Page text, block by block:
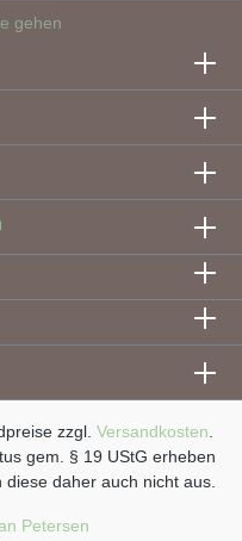
zzgl. Versandkosten
gem. § 19 UStG erheben
daher auch nicht aus.
Petersen